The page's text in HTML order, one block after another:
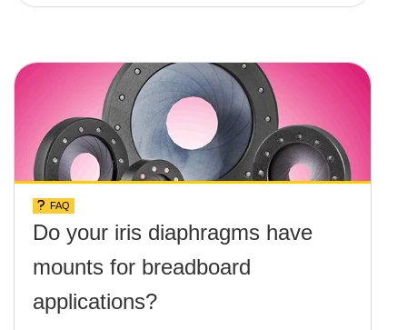
any screws protruding up
FAQ
Do your iris diaphragms have
mounts for breadboard
applications?